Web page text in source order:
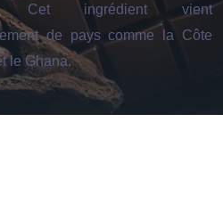
Cet ingrédient vient
de pays comme la Côte
le Ghana.